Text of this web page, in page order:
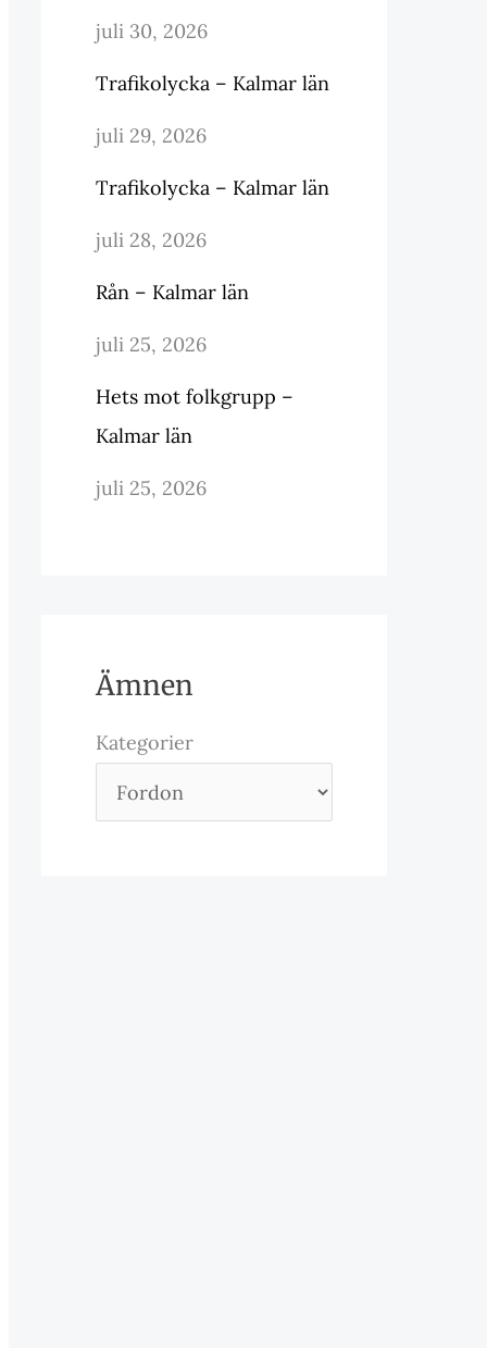
juli 30, 2026
Trafikolycka – Kalmar län
juli 29, 2026
Trafikolycka – Kalmar län
juli 28, 2026
Rån – Kalmar län
juli 25, 2026
Hets mot folkgrupp –
Kalmar län
juli 25, 2026
Ämnen
Kategorier